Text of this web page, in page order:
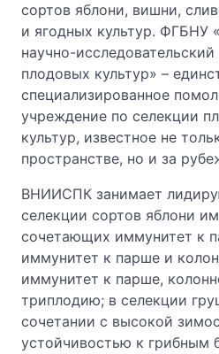
сортов яблони, вишни,
и ягодных культур. ФГБНУ
научно-
плодовых культур» –
специализированное
учреждение по селекции
культур, известное не
пространстве, но и за
ВНИИСПК занимает
селекции сортов яблони
сочетающих иммунитет к
иммунитет к парше и
иммунитет к парше,
триплодию; в селекции
сочетании с высокой
устойчивостью к грибным